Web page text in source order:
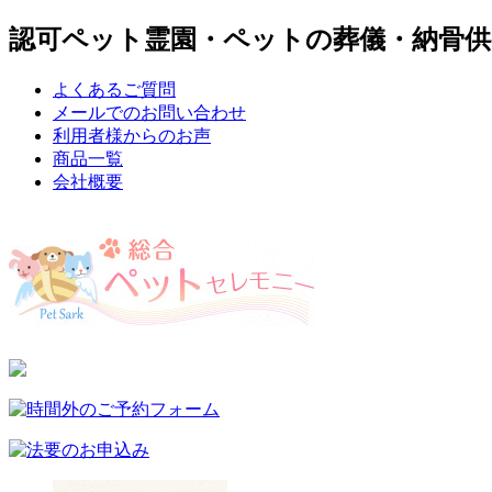
認可ペット霊園・ペットの葬儀・納骨
よくあるご質問
メールでのお問い合わせ
利用者様からのお声
商品一覧
会社概要